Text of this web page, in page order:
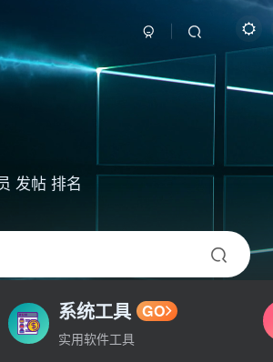
发帖 排名
系统工具 GO
实用软件工具